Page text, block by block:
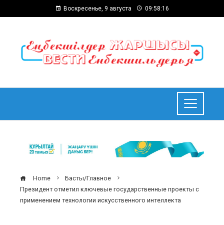
Воскресенье, 9 августа 09:58:17
Home
Басты/Главное
Президент отметил ключевые государственные проекты с
применением технологии искусственного интеллекта